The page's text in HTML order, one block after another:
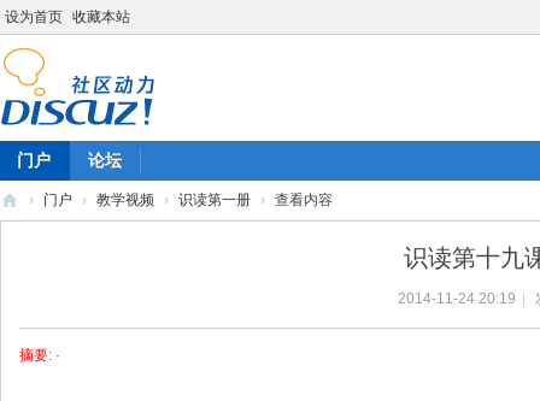
设为首页 收藏本站
门户 论坛
› 门户 › 教学视频 › 识读第一册 › 查看内容
识读第十九
2014-11-24 20:19
摘要: ·